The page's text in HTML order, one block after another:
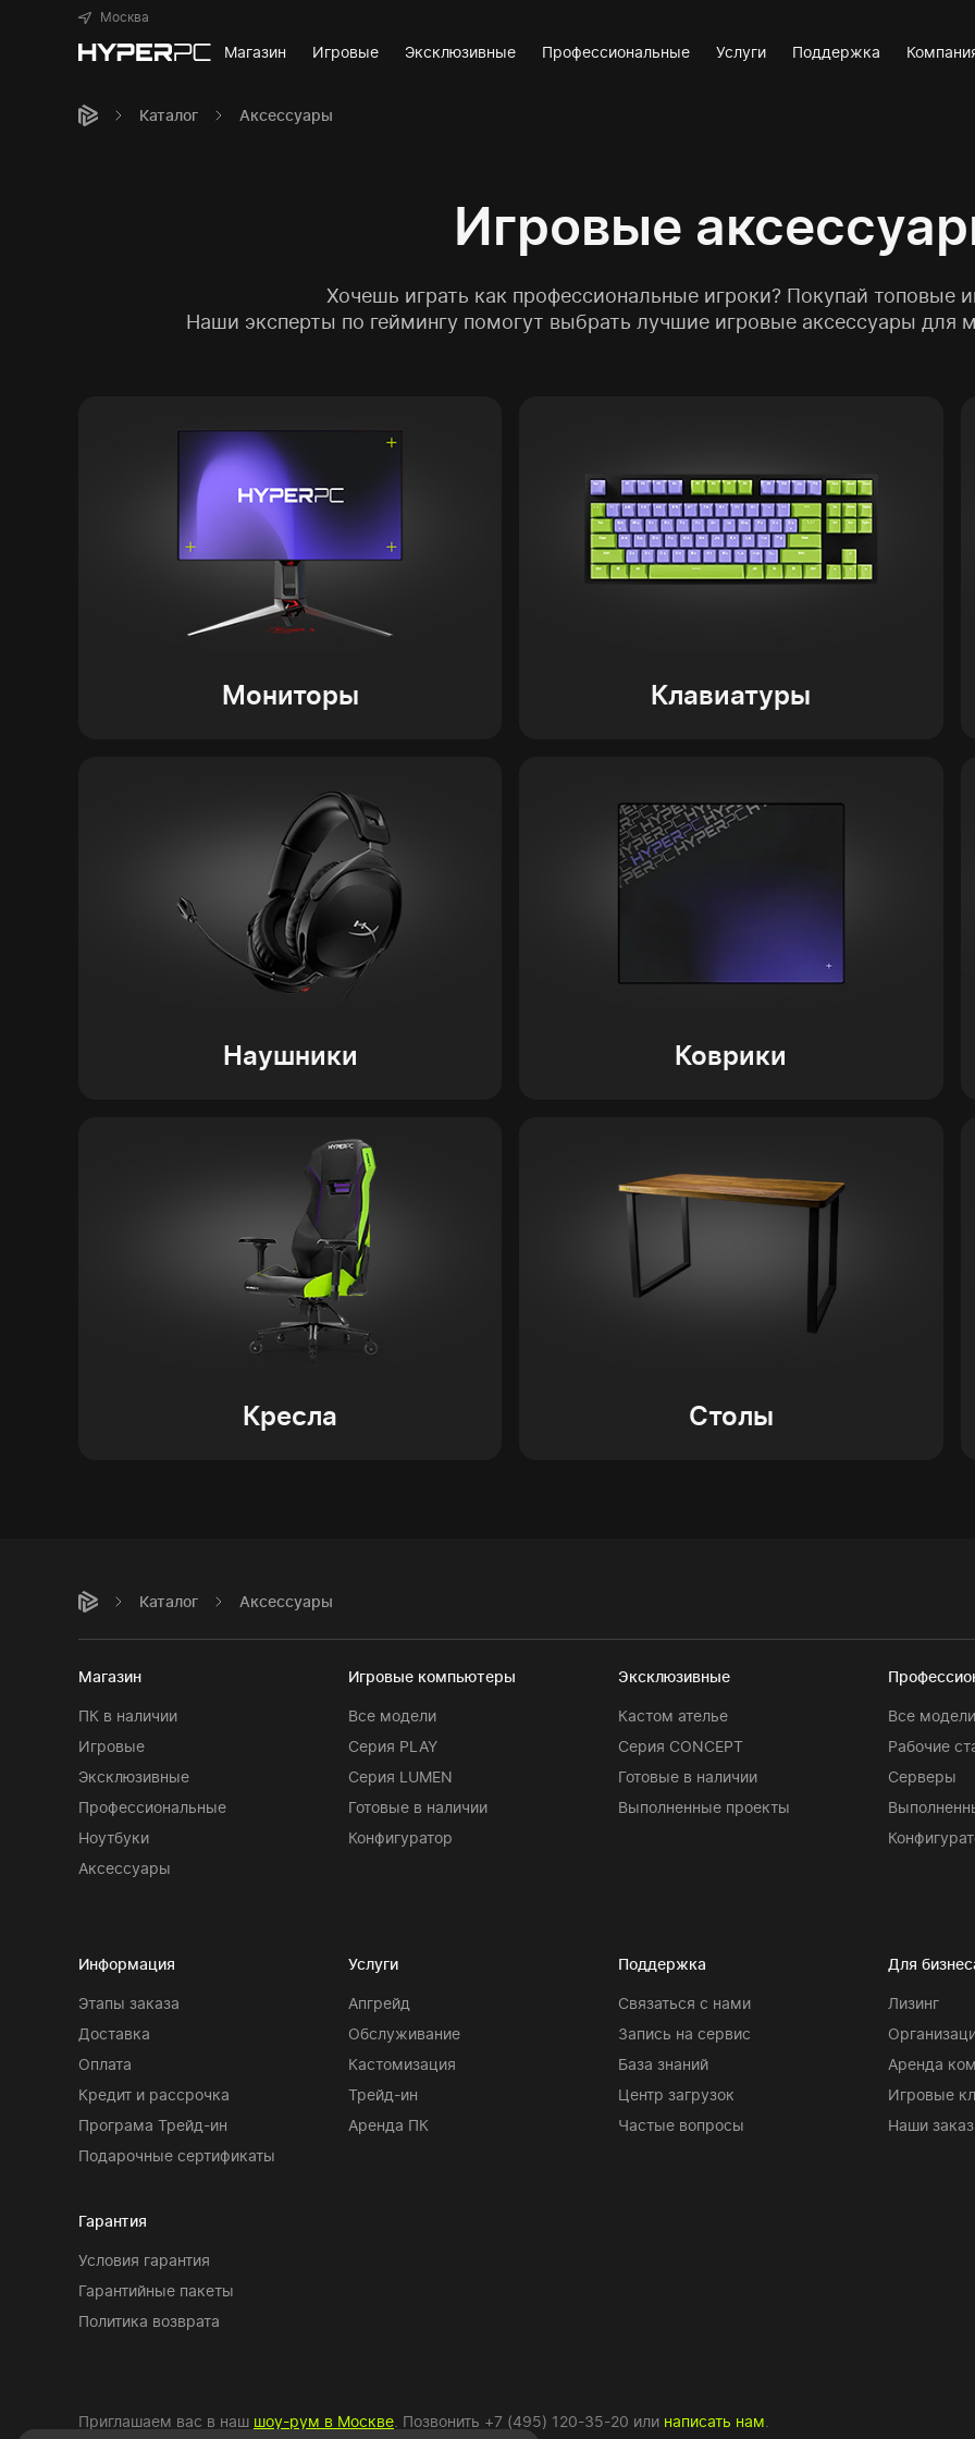
Москва
Магазин Игровые Эксклюзивные Профессиональные Услуги Поддержка
Каталог Аксессуары
Игровые
Хочешь играть как профессиональные игроки? Покупай топовые
Наши эксперты по геймингу помогут выбрать лучшие игровые аксессуары для
Мониторы Клавиатуры
Наушники Коврики
Кресла Столы
Каталог Аксессуары
Магазин
ПК в наличии
Игровые
Эксклюзивные
Профессиональные
Ноутбуки
Аксессуары
Игровые компьютеры
Все модели
Серия PLAY
Серия LUMEN
Готовые в наличии
Конфигуратор
Эксклюзивные
Кастом ателье
Серия CONCEPT
Готовые в наличии
Выполненные проекты
Все модели
Рабочие
Серверы
Информация
Этапы заказа
Доставка
Оплата
Кредит и рассрочка
Програма Трейд-ин
Подарочные сертификаты
Гарантия
Условия гарантия
Гарантийные пакеты
Политика возврата
Услуги
Апгрейд
Обслуживание
Кастомизация
Трейд-ин
Аренда ПК
Поддержка
Связаться с нами
Запись на сервис
База знаний
Центр загрузок
Частые вопросы
Для
Лизинг
Аренда
Игровые
Наши
Приглашаем вас в наш шоу-рум в Москве . Позвонить +7 (495) 120-35-20 или написать нам